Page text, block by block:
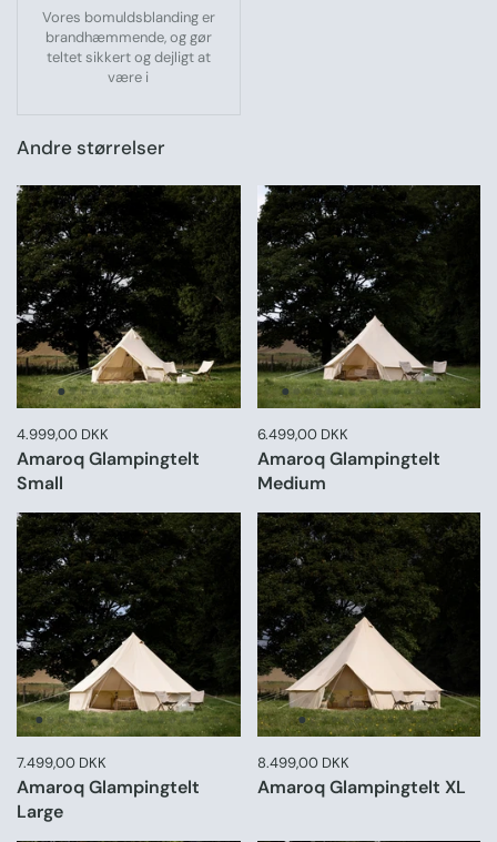
Vores bomuldsblanding er
brandhæmmende, og gør
teltet sikkert og dejligt at
være i
Andre størrelser
Pris:
4.999,00 DKK
Amaroq Glampingtelt
Small
Pris:
6.499,00 DKK
Amaroq Glampingtelt
Medium
Pris:
7.499,00 DKK
Amaroq Glampingtelt
Large
Pris:
8.499,00 DKK
Amaroq Glampingtelt XL